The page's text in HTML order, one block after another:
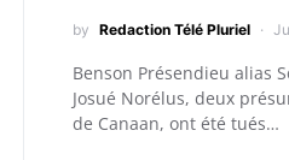
by Redaction Télé Pluriel
Benson Présendieu alias
Josué Norélus, deux
de Canaan, ont été tués…